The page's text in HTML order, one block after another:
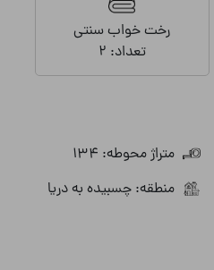
رخت خواب سنتی
تعداد: 2
متراژ محوطه: 134
منطقه: چسبیده به دریا